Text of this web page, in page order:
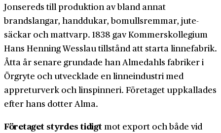
Jonsereds till produktion av bland annat
brandslangar, hand­dukar, bomulls­remmar, jute­
säckar och mattvarp. 1838 gav Kommers­kollegium
Hans Henning Wesslau tillstånd att starta linne­fabrik.
Åtta år senare grundade han Almedahls fabriker i
Örgryte och utvecklade en linne­industri med
appreturverk och linspinneri. Företaget uppkallades
efter hans dotter Alma.
Företaget styrdes tidigtmot export och både vid